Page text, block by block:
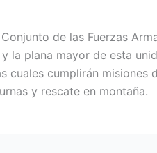
de las Fuerzas
la plana mayor de esta
cuales cumplirán misiones
y rescate en montaña.